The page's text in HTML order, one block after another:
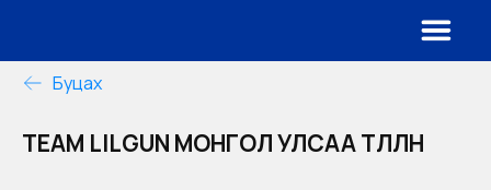
Буцах
TEAM LILGUN МОНГОЛ УЛСАА ТӨЛӨӨЛӨН